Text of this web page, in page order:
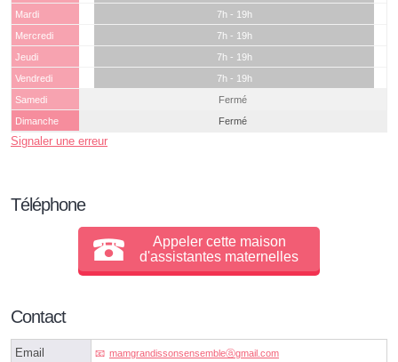
Mardi
7h - 19h
Mercredi
7h - 19h
Jeudi
7h - 19h
Vendredi
7h - 19h
Samedi
Fermé
Dimanche
Fermé
Signaler une erreur
Téléphone
Appeler cette maison
d'assistantes maternelles
Contact
Email mamgrandissonsensembleⓐgmail.com